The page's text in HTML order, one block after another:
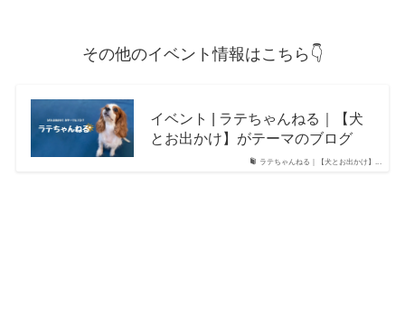
その他のイベント情報はこちら👇
ラテちゃんねる｜【犬とお出かけ】...
イベント | ラテちゃんねる｜【犬
とお出かけ】がテーマのブログ